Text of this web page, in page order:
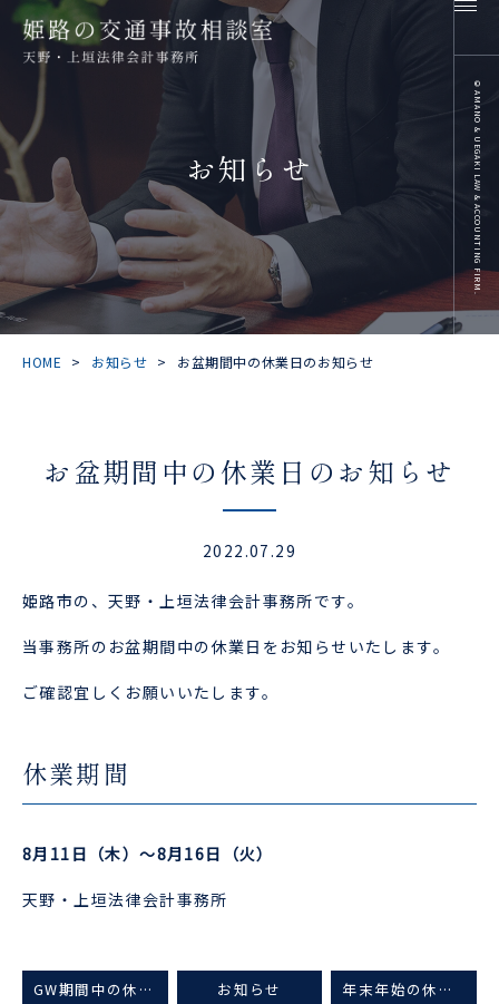
お知らせ
©
AMANO & UEGAKI LAW & ACCOUNTING FIRM.
HOME > お知らせ > お盆期間中の休業日のお知らせ
お盆期間中の休業日のお知らせ
2022.07.29
姫路市の、天野・上垣法律会計事務所です。
当事務所のお盆期間中の休業日をお知らせいたします。
ご確認宜しくお願いいたします。
休業期間
8月11日（木）〜8月16日（火）
天野・上垣法律会計事務所
GW期間中の休業のお知らせ お知らせ 年末年始の休業日のお知らせ